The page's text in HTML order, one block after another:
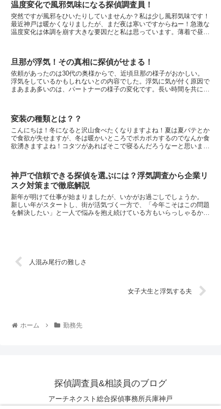
温度変化で風邪気味になる探偵調査員！
突然ですが風邪をひいたりしていませんか？私は少し風邪気味です！
最近神戸は暖かくなりましたが、まだ夜は寒いですからねー！急激な
温度変化は体調を崩す大きな要因だと私は思っています。薄着で昼間
旦那が浮気！その真相に探偵がせまる！
依頼があったのは30代の奥様からで、近頃旦那の様子がおかしい。
浮気をしているかもしれないとの内容でした。浮気に気が付く原因で
まあまあ多いのは、パートナーの様子の変化です。長い時間を共にし
変装の種類とは？？
こんにちは！冬になると沢山食べたくなりますよね！夏は夏バテとか
で食欲が失せますが、冬は暖かいところでポカポカするのでなんか食
欲湧きますよね！コタツがあればそこで寝るんだろうなーと思いま
神戸で信頼できる探偵を選ぶには？浮気調査から企業リ
スク対策まで徹底解説
新年が明けて仕事が始まりましたが、いかがお過ごしでしょうか。
新しい年がスタートし、街が活気づく一方で、「今年こそはこの問題
を解決したい」と一人で悩みを抱え続けている方もいらっしゃるかも
人混み尾行の難しさ
女子大生と浮気する夫
ホーム 勤務先
探偵調査員&相談員のブログ
アーチネクスト総合探偵事務所兵庫神戸